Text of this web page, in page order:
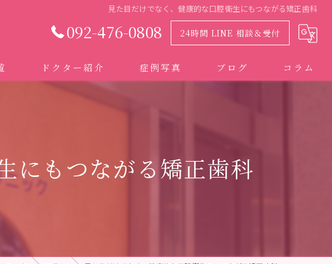
見た目だけでなく、健康的な口腔衛生にもつながる矯正歯科
092-476-0808 24時間 LINE 相談＆受付
シ
ドクター紹介 症例写真 ブログ コラム
にもつながる矯正歯科